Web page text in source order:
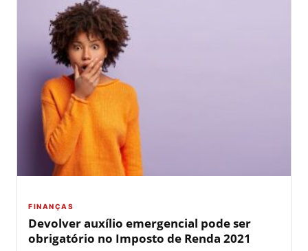
FINANÇAS
Devolver auxílio emergencial pode ser
obrigatório no Imposto de Renda 2021